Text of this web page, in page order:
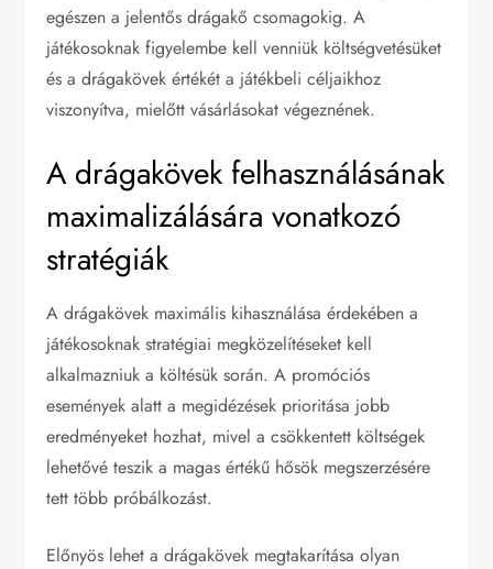
egészen a jelentős drágakő csomagokig. A
játékosoknak figyelembe kell venniük költségvetésüket
és a drágakövek értékét a játékbeli céljaikhoz
viszonyítva, mielőtt vásárlásokat végeznének.
A drágakövek felhasználásának
maximalizálására vonatkozó
stratégiák
A drágakövek maximális kihasználása érdekében a
játékosoknak stratégiai megközelítéseket kell
alkalmazniuk a költésük során. A promóciós
események alatt a megidézések prioritása jobb
eredményeket hozhat, mivel a csökkentett költségek
lehetővé teszik a magas értékű hősök megszerzésére
tett több próbálkozást.
Előnyös lehet a drágakövek megtakarítása olyan